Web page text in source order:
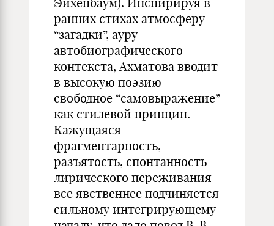
ранних стихах атмосферу
“загадки”, ауру
автобиографического
контекста, Ахматова вводит
в высокую поэзию
свободное “самовыражение”
как стилевой принцип.
Кажущаяся
фрагментарность,
разъятость, спонтанность
лирического переживания
все явственнее подчиняется
сильному интегрирующему